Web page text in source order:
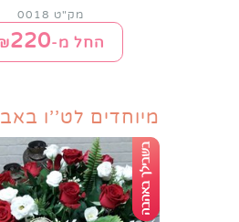
מק"ט 0018
החל מ-₪220
מיוחדים לט''ו באב